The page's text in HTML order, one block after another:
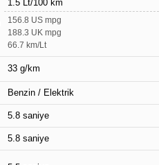
1.5 Lt/100 km
156.8 US mpg
188.3 UK mpg
66.7 km/Lt
33 g/km
Benzin / Elektrik
5.8 saniye
5.8 saniye